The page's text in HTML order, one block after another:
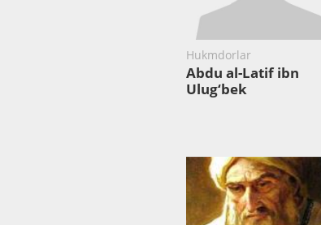
Hukmdorlar
Abdu al-Latif ibn
Ulug‘bek